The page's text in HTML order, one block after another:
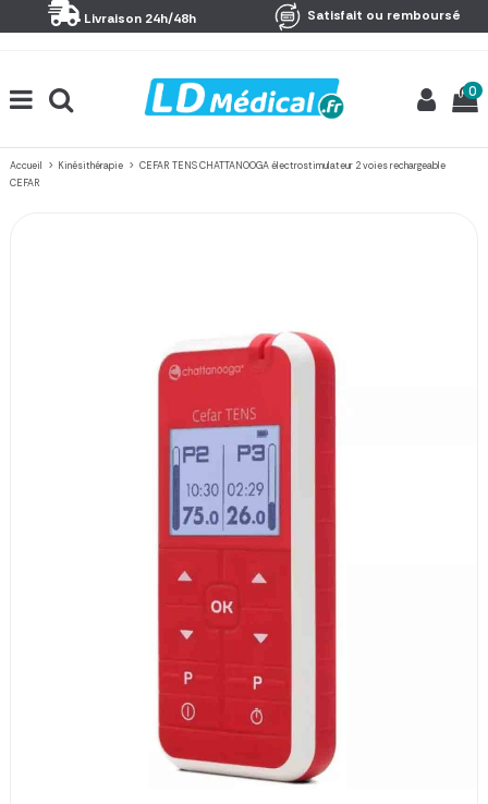
Livraison 24h/48h Satisfait ou remboursé
0
Accueil Kinésithérapie
CEFAR TENS CHATTANOOGA électrostimulateur 2 voies rechargeable
CEFAR
Panneau de gestion des cookies